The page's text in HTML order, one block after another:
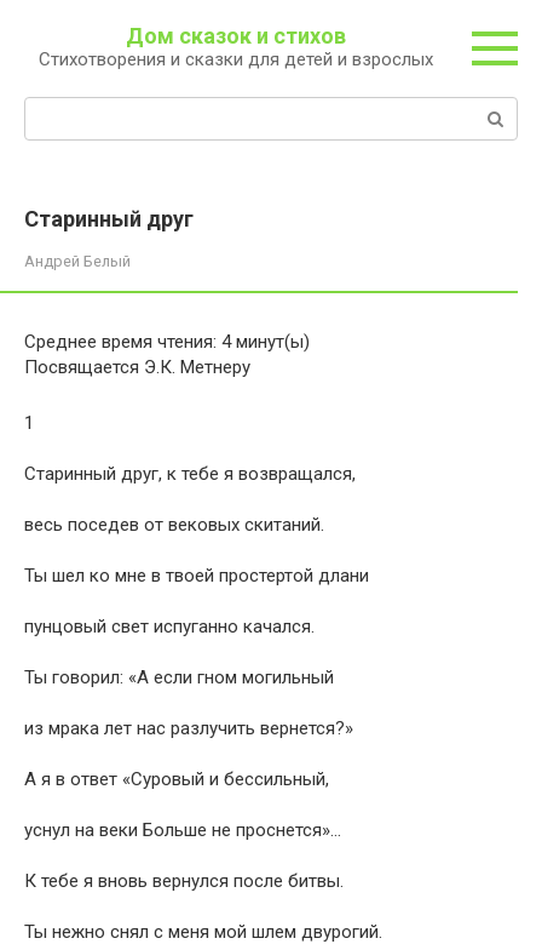
контенту
Дом сказок и стихов
Стихотворения и сказки для детей и взрослых
Старинный друг
Андрей Белый
Среднее время чтения: 4 минут(ы)
Посвящается Э.К. Метнеру
1
Старинный друг, к тебе я возвращался,
весь поседев от вековых скитаний.
Ты шел ко мне в твоей простертой длани
пунцовый свет испуганно качался.
Ты говорил: «А если гном могильный
из мрака лет нас разлучить вернется?»
А я в ответ «Суровый и бессильный,
уснул на веки Больше не проснется»…
К тебе я вновь вернулся после битвы.
Ты нежно снял с меня мой шлем двурогий.